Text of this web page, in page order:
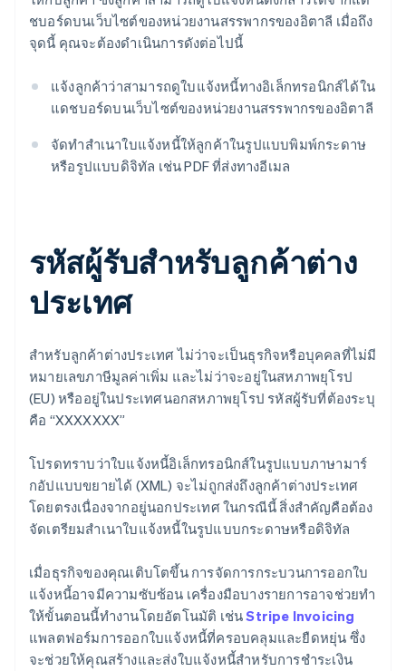
ชบอร์ดบนเว็บไซต์ของหน่วยงานสรรพากรของอิตาลี เมื่อถึง
จุดนี้ คุณจะต้องดําเนินการดังต่อไปนี้
แจ้งลูกค้าว่าสามารถดูใบแจ้งหนี้ทางอิเล็กทรอนิกส์ได้ใน
แดชบอร์ดบนเว็บไซต์ของหน่วยงานสรรพากรของอิตาลี
จัดทำสำเนาใบแจ้งหนี้ให้ลูกค้าในรูปแบบพิมพ์กระดาษ
หรือรูปแบบดิจิทัล เช่น PDF ที่ส่งทางอีเมล
รหัสผู้รับสําหรับลูกค้าต่าง
ประเทศ
สำหรับลูกค้าต่างประเทศ ไม่ว่าจะเป็นธุรกิจหรือบุคคลที่ไม่มี
หมายเลขภาษีมูลค่าเพิ่ม และไม่ว่าจะอยู่ในสหภาพยุโรป
(EU) หรืออยู่ในประเทศนอกสหภาพยุโรป รหัสผู้รับที่ต้องระบุ
คือ “XXXXXXX”
โปรดทราบว่าใบแจ้งหนี้อิเล็กทรอนิกส์ในรูปแบบภาษามาร์
กอัปแบบขยายได้ (XML) จะไม่ถูกส่งถึงลูกค้าต่างประเทศ
โดยตรงเนื่องจากอยู่นอกประเทศ ในกรณีนี้ สิ่งสำคัญคือต้อง
จัดเตรียมสำเนาใบแจ้งหนี้ในรูปแบบกระดาษหรือดิจิทัล
เมื่อธุรกิจของคุณเติบโตขึ้น การจัดการกระบวนการออกใบ
แจ้งหนี้อาจมีความซับซ้อน เครื่องมือบางรายการอาจช่วยทํา
ให้ขั้นตอนนี้ทํางานโดยอัตโนมัติ เช่นStripe Invoicing
แพลตฟอร์มการออกใบแจ้งหนี้ที่ครอบคลุมและยืดหยุ่น ซึ่ง
จะช่วยให้คุณสร้างและส่งใบแจ้งหนี้สําหรับการชําระเงิน